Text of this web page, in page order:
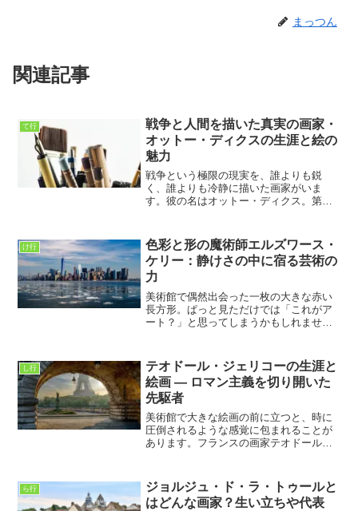
まっつん
関連記事
て行
戦争と人間を描いた真実の画家・
オットー・ディクスの生涯と絵の
魅力
戦争という極限の現実を、誰よりも鋭
く、誰よりも冷静に描いた画家がいま
す。彼の名はオットー・ディクス。第一
ぶります。美しいだけではなく、現実を
突きつけるような力を持つディ...
け行
色彩と形の魔術師エルズワース・
ケリー：静けさの中に宿る芸術の
力
美術館で偶然出会った一枚の大きな赤い
長方形。ぱっと見ただけでは「これがア
ート？」と思ってしまうかもしれませ
さがじわじわと心に染み込んでくる。ま
るで深呼吸するように心が整...
し行
テオドール・ジェリコーの生涯と
絵画 ― ロマン主義を切り開いた
先駆者
美術館で大きな絵画の前に立つと、時に
圧倒されるような感覚に包まれることが
あります。フランスの画家テオドール・
烈にやってきます。人間の極限状態を描
いたこの作品は、ただの歴史...
ら行
ジョルジュ・ド・ラ・トゥールと
はどんな画家？生い立ちや代表